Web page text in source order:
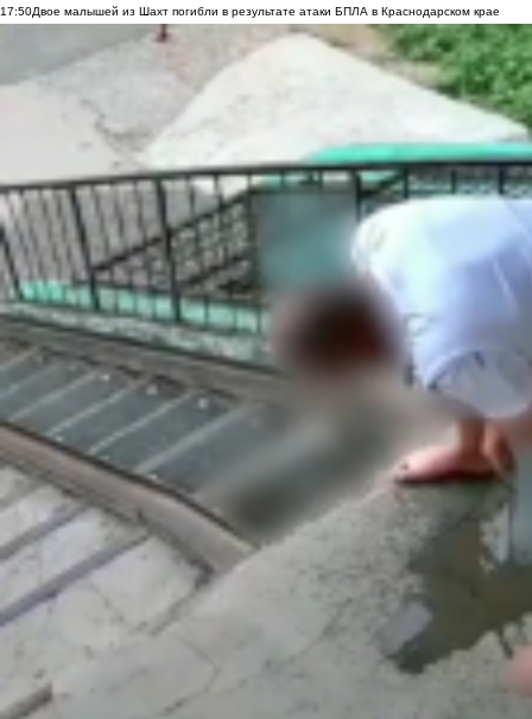
17:50Двое малышей из Шахт погибли в результате атаки БПЛА в Краснодарском крае